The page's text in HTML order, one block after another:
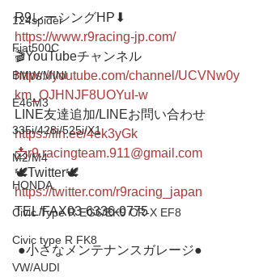
124spider
Fiat500C
BMW/MINI
E46M3
335i/428i/525i/X1
M2/M4
HONDA
Civic Type R EG6/EK9 CR-X EF8
Civic type R FK8
VW/AUDI
R9レーシングHP⬇︎
https://www.r9racing-jp.com/
🎬YouTubeチャンネル
https://youtube.com/channel/UCVNw0y
km_OJHNJF8UOYuI-w
LINE友達追加/LINEお問い合わせ
https://lin.ee/4ek3yGk
📩r9.racingteam.911@gmail.com
🕊Twitter🕊
https://twitter.com/r9racing_japan
TEL/FAX03-6336-0775
●小さなメンテナンスガレージ●